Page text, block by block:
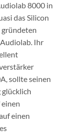
8000 in
das Silicon
Ihr
sollte seinen
glücklich
einen